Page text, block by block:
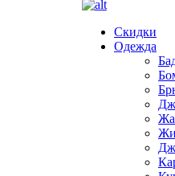
Скидки
Одежда